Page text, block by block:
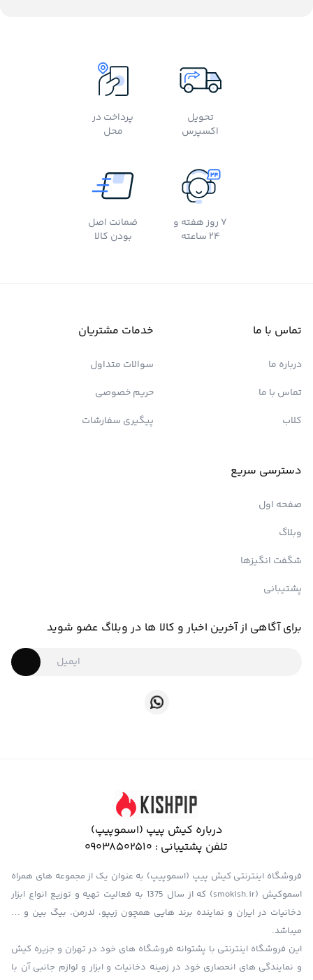
تحویل
اکسپرس
پرداخت در
محل
7 روز هفته و
24 ساعته
ضمانت اصل
بودن کالا
تماس با ما
درباره ما
تماس با ما
کلاب
خدمات مشتریان
سوالات متداول
حریم خصوصی
پیگیری سفارشات
دسترسی سریع
صفحه اول
وبلاگ
شگفت انگیزها
پشتیبانی
برای آگاهی از آخرین اخبار و کالا ها در وبلاگ عضو شوید
درباره کیش پیپ (اسموپیپ)
تلفن پشتیبانی : 09038502510
فروشگاه اینترنتی کیش پیپ (اسموپیپ) به عنوان یک از مجموعه های همراه
اسموکیش (smokish.ir) که از سال 1375 به فعالیت تهیه و توزیع انواع ابزار
دخانیات در ایران و نماینده برند هایی همچون زیپو، لدرمن، بیگ بین و …
میباشد.
این فروشگاه اینترنتی با پشتوانه فروشگاه های خود در تهران و جزیره کیش
و نمایندگی های انحصاری خود در زمینه دخانیات و ابزار و لوازم جانبی آن با